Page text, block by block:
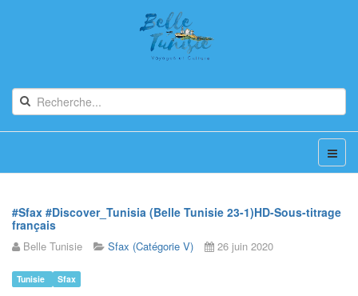
#Sfax #Discover_Tunisia (Belle Tunisie 23-1)HD-Sous-titrage
français
Belle Tunisie Sfax (Catégorie V) 26 juin 2020
Tunisie Sfax